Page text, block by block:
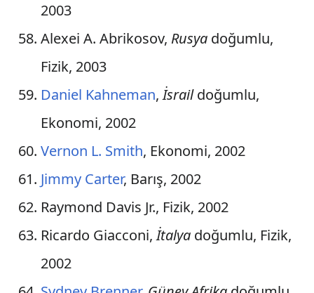
^ Toplam Ödül sayısı = 70
*Marie Curiekimya ve fizik alanlarında
2003
Alexei A. Abrikosov, Rusyadoğumlu,
Fizik, 2003
Daniel Kahneman,İsraildoğumlu,
Ekonomi, 2002
Vernon L. Smith, Ekonomi, 2002
Jimmy Carter, Barış, 2002
Raymond Davis Jr., Fizik, 2002
Ricardo Giacconi,İtalyadoğumlu, Fizik,
2002